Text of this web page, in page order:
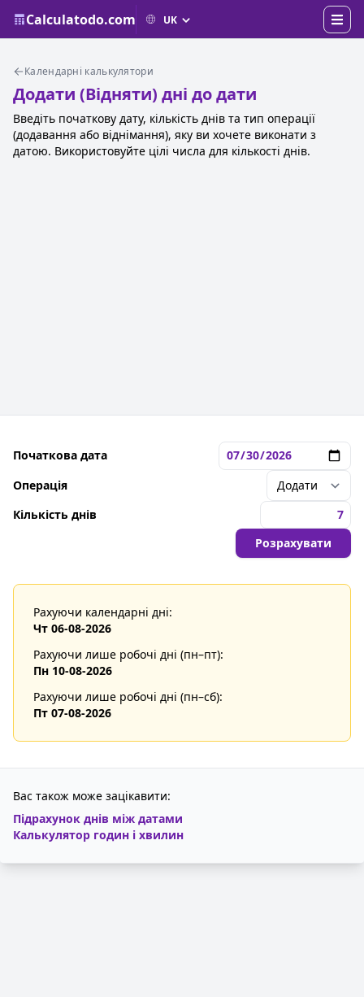
Calculatodo.com
Календарні калькулятори
Додати (Відняти) дні до дати
Введіть початкову дату, кількість днів та тип операції
(додавання або віднімання), яку ви хочете виконати з
датою. Використовуйте цілі числа для кількості днів.
Початкова дата
Операція
Кількість днів
Розрахувати
Рахуючи календарні дні:
Чт 06-08-2026
Рахуючи лише робочі дні (пн–пт):
Пн 10-08-2026
Рахуючи лише робочі дні (пн–сб):
Пт 07-08-2026
Вас також може зацікавити:
Підрахунок днів між датами
Калькулятор годин і хвилин